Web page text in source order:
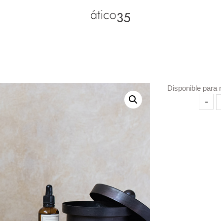
Disponible para
-